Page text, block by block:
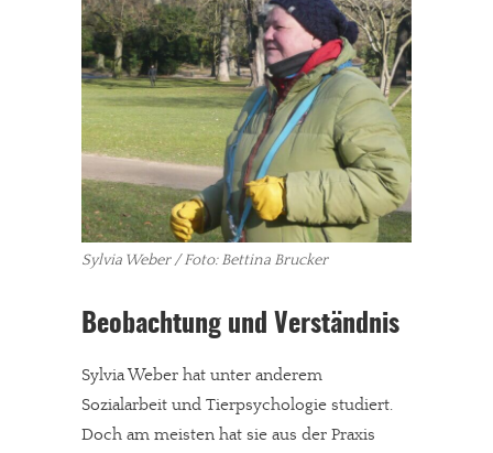
Sylvia Weber / Foto: Bettina Brucker
Beobachtung und Verständnis
Sylvia Weber hat unter anderem
Sozialarbeit und Tierpsychologie studiert.
Doch am meisten hat sie aus der Praxis